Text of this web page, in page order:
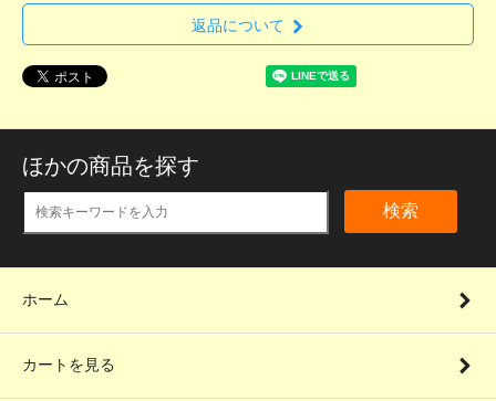
返品について
ほかの商品を探す
検索
ホーム
カートを見る